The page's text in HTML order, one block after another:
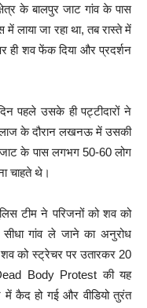
के बालपुर जाट गांव के पास
जा रहा था, तब रास्ते में
ही शव फेंक दिया और प्रदर्शन
पहले उसके ही पट्टीदारों ने
इलाज के दौरान लखनऊ में उसकी
जाट के पास लगभग 50-60 लोग
चाहते थे।
टीम ने परिजनों को शव को
गांव ले जाने का अनुरोध
को स्ट्रेचर पर उतारकर 20
Body Protest की यह
में कैद हो गई और वीडियो तुरंत